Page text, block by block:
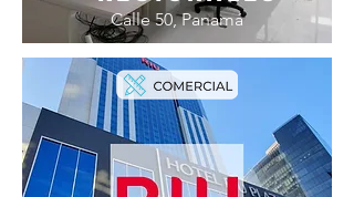
Calle 50, Panamá